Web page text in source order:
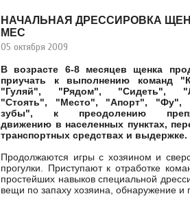
НАЧАЛЬНАЯ ДРЕССИРОВКА
МЕС
05 октября 2009
В возрасте 6-8 месяцев щенка
приучать к выполнению команд
"Гуляй", "Рядом", "Сидеть",
"Стоять", "Место", "Апорт", "Фу",
зубы", к преодолению
движению в населенных пунктах,
транспортных средствах и выдержке.
Продолжаются игры с хозяином и
прогулки. Приступают к отработке
простейших навыков специальной
вещи по запаху хозяина, обнаружение и